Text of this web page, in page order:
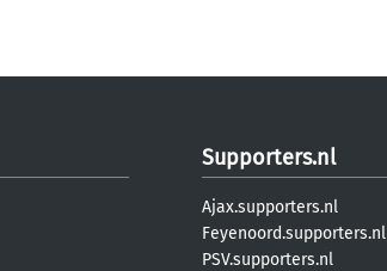
Supporters.nl
Ajax.supporters.nl
Feyenoord.supporters.nl
PSV.supporters.nl